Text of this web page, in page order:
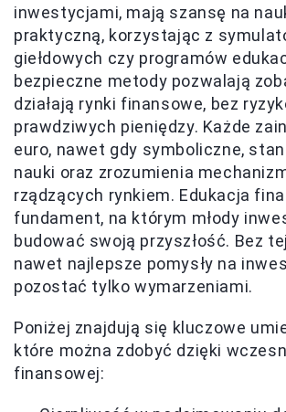
inwestycjami, mają szansę na
praktyczną, korzystając z
giełdowych czy programów
bezpieczne metody pozwalają
działają rynki finansowe, bez
prawdziwych pieniędzy. Każde
euro, nawet gdy symboliczne,
nauki oraz zrozumienia
rządzących rynkiem. Edukacja
fundament, na którym młody
budować swoją przyszłość. Bez
nawet najlepsze pomysły na
pozostać tylko wymarzeniami.
Poniżej znajdują się kluczowe
które można zdobyć dzięki
finansowej: